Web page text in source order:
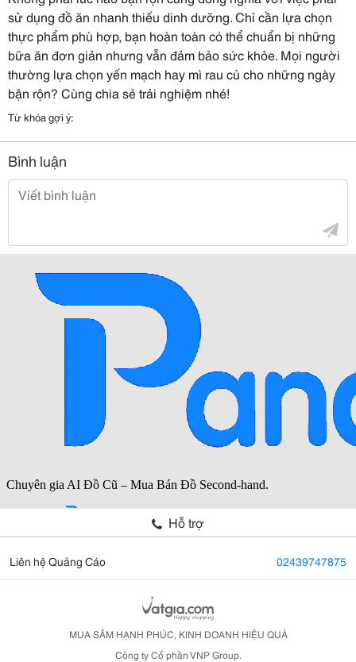
sử dụng đồ ăn nhanh thiếu dinh dưỡng. Chỉ cần lựa chọn
thực phẩm phù hợp, bạn hoàn toàn có thể chuẩn bị những
bữa ăn đơn giản nhưng vẫn đảm bảo sức khỏe. Mọi người
thường lựa chọn yến mạch hay mì rau củ cho những ngày
bận rộn? Cùng chia sẻ trải nghiệm nhé!
Từ khóa gợi ý:
Bình luận
Hỗ trợ
Liên hệ Quảng Cáo 02439747875
MUA SẮM HẠNH PHÚC, KINH DOANH HIỆU QUẢ
Công ty Cổ phần VNP Group.